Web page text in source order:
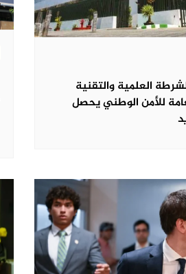
العلمية والتقنية
للأمن الوطني يحصل